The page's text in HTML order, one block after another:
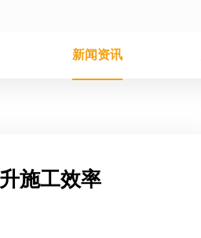
新闻资讯
施工效率